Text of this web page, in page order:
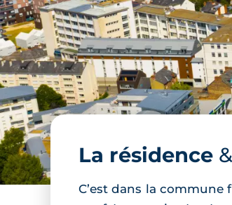
La résidence
C’est dans la